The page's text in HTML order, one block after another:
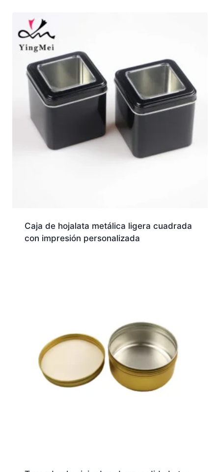
Caja de hojalata metálica ligera cuadrada
con impresión personalizada